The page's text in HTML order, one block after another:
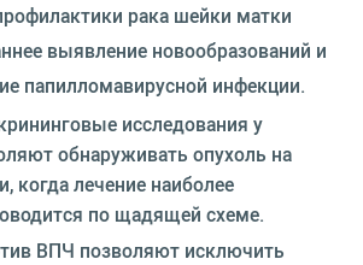
рака шейки матки
выявление новообразований и
папилломавирусной инфекции.
исследования у
обнаруживать опухоль на
когда лечение наиболее
по щадящей схеме.
ВПЧ позволяют исключить